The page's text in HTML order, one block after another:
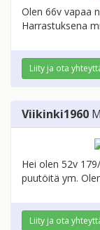
Olen 66v vapaa
Harrastuksena
Liity ja ota
Viikinki1960
Hei olen 52v
puutöitä ym.
Liity ja ota